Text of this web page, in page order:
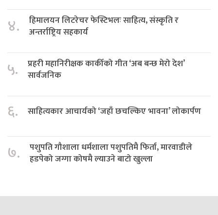
४.
हिमालयन लिटरेचर फेस्टिभलः साहित्य, संस्कृति र
अन्तर्राष्ट्रिय सहकार्य
५.
प्रहरी महानिरीक्षक कार्कीको गीत ‘अब बन्छ मेरो देश’
सार्वजनिक
६. साहित्यकार आचार्यको ‘जहाँ छचल्किए भावना’ लोकार्पण
७.
पशुपति गौशाला धर्मशाला पशुपतिमै फिर्ता, मारवाडीले
हडपेको जग्गा कोषमै ल्याउने बाटो खुल्ला